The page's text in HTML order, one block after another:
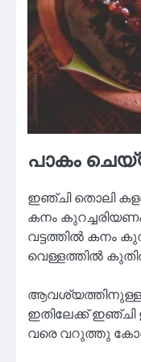
പാകം
ഇഞ്ചി തൊലി
കനം
വട്ടത്തിൽ കനം
വെള്ളത്തിൽ
ആവശ്യത്തിനുള്ള
ഇതിലേക്ക് ഇഞ്ചി
വരെ വറുത്തു